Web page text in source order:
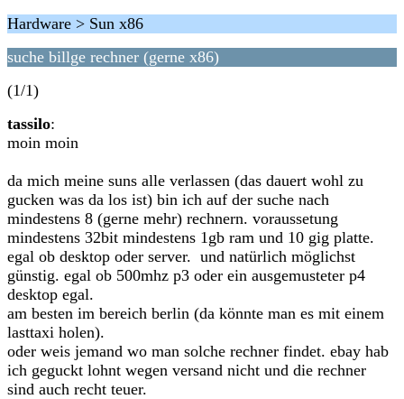
Hardware > Sun x86
suche billge rechner (gerne x86)
(1/1)
tassilo:
moin moin
da mich meine suns alle verlassen (das dauert wohl zu
gucken was da los ist) bin ich auf der suche nach
mindestens 8 (gerne mehr) rechnern. voraussetung
mindestens 32bit mindestens 1gb ram und 10 gig platte.
egal ob desktop oder server. und natürlich möglichst
günstig. egal ob 500mhz p3 oder ein ausgemusteter p4
desktop egal.
am besten im bereich berlin (da könnte man es mit einem
lasttaxi holen).
oder weis jemand wo man solche rechner findet. ebay hab
ich geguckt lohnt wegen versand nicht und die rechner
sind auch recht teuer.